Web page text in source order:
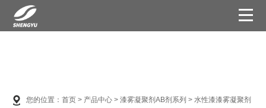
您的位置：首页 > 产品中心 >漆雾凝聚剂AB剂系列 >水性漆漆雾凝聚剂